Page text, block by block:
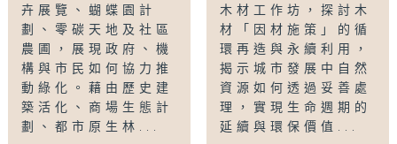
卉展覽、蝴蝶園計
劃、零碳天地及社區
農圃，展現政府、機
構與市民如何協力推
動綠化。藉由歷史建
築活化、商場生態計
劃、都市原生林...
木材工作坊，探討木
材「因材施策」的循
環再造與永續利用，
揭示城市發展中自然
資源如何透過妥善處
理，實現生命週期的
延續與環保價值...